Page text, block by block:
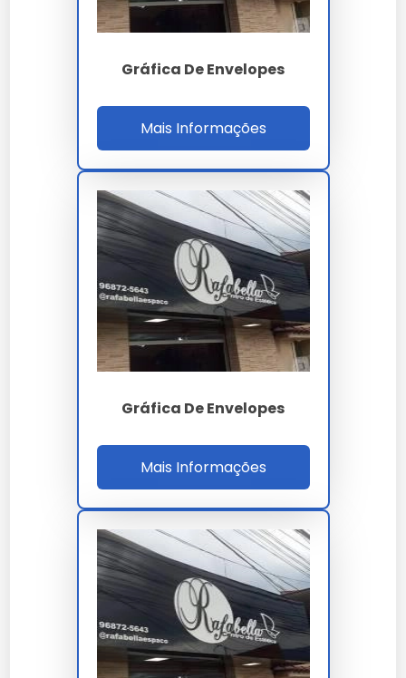
sustentado com preferência regional raio 500
km lead 5-7 dias.
PARÂMETRO ESPECIFICAÇÃO
Capacidade 500 mil folders mês
Heidelberg XL 106 +
Stahlfolder TH-TX
Delta E
inferior a 2 ISO 12647-
2 G7
Certificações
ISO 9001-12647-2-
FSC-45001
Norma
ISO 12647-2 / FSC /
G7 Calibration
Gráfica De Envelopes
Mais Informações
Gráfica De Envelopes
Mais Informações